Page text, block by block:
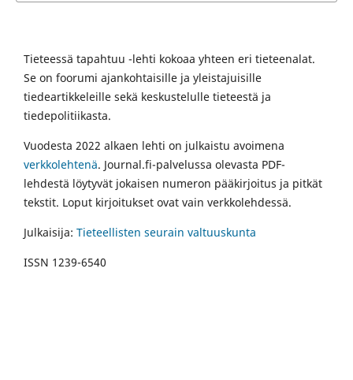
Tieteessä tapahtuu -lehti kokoaa yhteen eri tieteenalat.
Se on foorumi ajankohtaisille ja yleistajuisille
tiedeartikkeleille sekä keskustelulle tieteestä ja
tiedepolitiikasta.
Vuodesta 2022 alkaen lehti on julkaistu avoimena
verkkolehtenä. Journal.fi-palvelussa olevasta PDF-
lehdestä löytyvät jokaisen numeron pääkirjoitus ja pitkät
tekstit. Loput kirjoitukset ovat vain verkkolehdessä.
Julkaisija: Tieteellisten seurain valtuuskunta
ISSN 1239-6540